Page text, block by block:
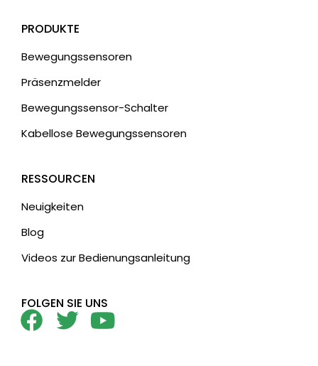
PRODUKTE
Bewegungssensoren
Präsenzmelder
Bewegungssensor-Schalter
Kabellose Bewegungssensoren
RESSOURCEN
Neuigkeiten
Blog
Videos zur Bedienungsanleitung
FOLGEN SIE UNS